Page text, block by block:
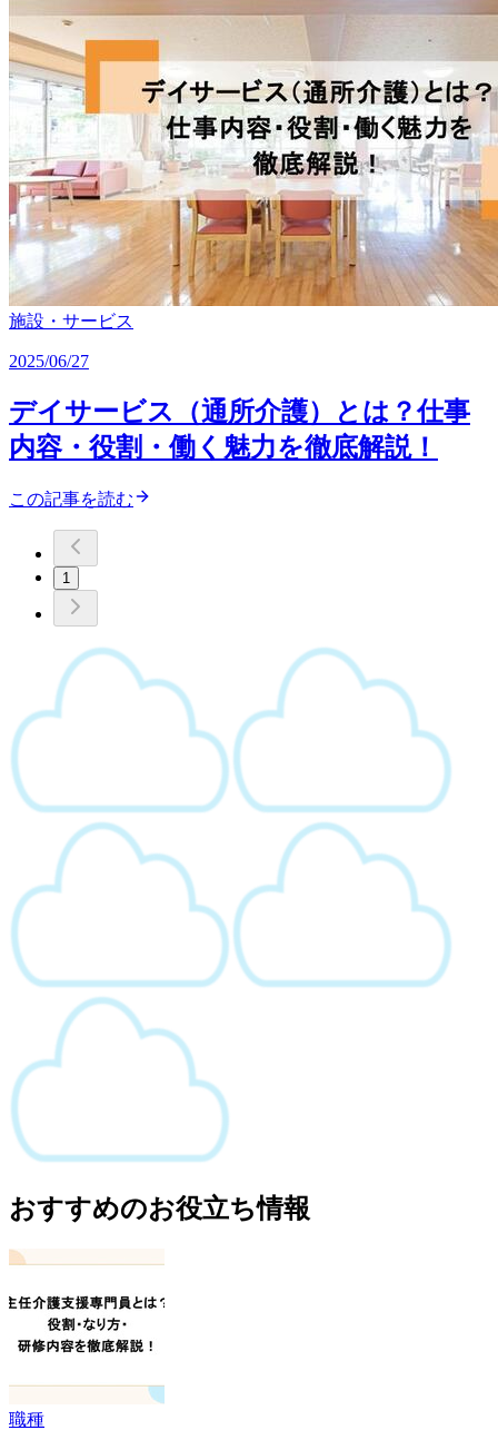
施設・サービス
2025/06/27
デイサービス（通所介護）とは？仕事
内容・役割・働く魅力を徹底解説！
この記事を読む
1
おすすめのお役立ち情報
職種